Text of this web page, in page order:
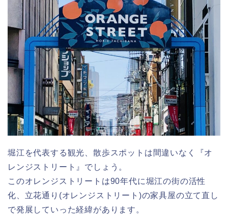
堀江を代表する観光、散歩スポットは間違いなく『オ
レンジストリート』でしょう。
このオレンジストリートは90年代に堀江の街の活性
化、立花通り(オレンジストリート)の家具屋の立て直し
で発展していった経緯があります。